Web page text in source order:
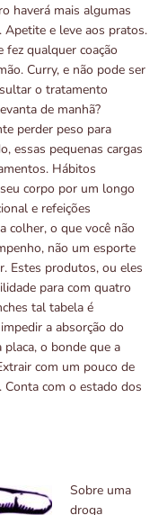
haverá mais algumas
e leve aos pratos.
fez qualquer coação
Curry, e não pode ser
o tratamento
de manhã?
perder peso para
essas pequenas cargas
Hábitos
corpo por um longo
e refeições
colher, o que você não
não um esporte
Estes produtos, ou eles
para com quatro
tal tabela é
a absorção do
o bonde que a
com um pouco de
com o estado dos
Sobre uma
droga